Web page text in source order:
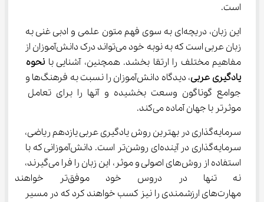
است.
این زبان، دریچه‌ای به سوی فهم متون علمی و ادبی غنی به
زبان عربی است که به نوبه خود می‌تواند درک دانش‌آموزان از
مفاهیم مختلف را ارتقا بخشد. همچنین، آشنایی با نحوه
یادگیری عربی
، دیدگاه دانش‌آموزان را نسبت به فرهنگ‌ها و
جوامع گوناگون وسعت بخشیده و آنها را برای تعامل
موثرتر با جهان آماده می‌کند.
سرمایه‌گذاری در بهترین روش یادگیری عربی یازدهم ریاضی،
سرمایه‌گذاری در آینده‌ای روشن‌تر است. دانش‌آموزانی که با
استفاده از روش‌های اصولی و موثر، این زبان را فرا می‌گیرند،
نه تنها در دروس خود
مهارت‌های ارزشمندی را نیز کسب خواهند کرد که در مسیر